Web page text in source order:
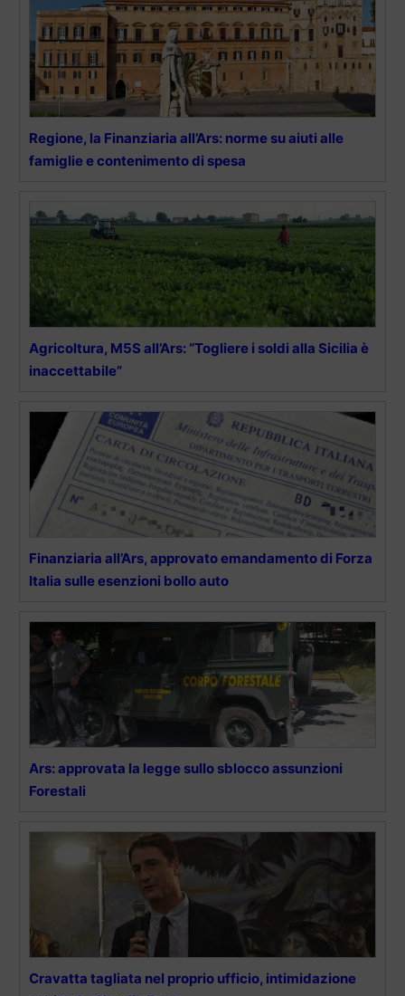
Regione, la Finanziaria all’Ars: norme su aiuti alle
famiglie e contenimento di spesa
Agricoltura, M5S all’Ars: “Togliere i soldi alla Sicilia è
inaccettabile”
Finanziaria all’Ars, approvato emandamento di Forza
Italia sulle esenzioni bollo auto
Ars: approvata la legge sullo sblocco assunzioni
Forestali
Cravatta tagliata nel proprio ufficio, intimidazione